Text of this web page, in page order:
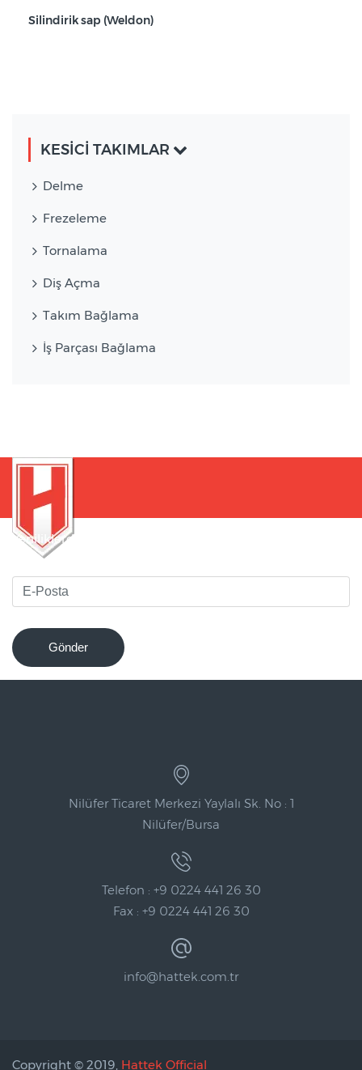
Silindirik sap (Weldon)
KESİCİ TAKIMLAR
Delme
Frezeleme
Tornalama
Diş Açma
Takım Bağlama
İş Parçası Bağlama
Yeniliklerden haberdar olmak için bültenimize kaydolun
Gönder
Nilüfer Ticaret Merkezi Yaylalı Sk. No : 1
Nilüfer/Bursa
Telefon : +9 0224 441 26 30
Fax : +9 0224 441 26 30
info@hattek.com.tr
Copyright © 2019, Hattek Official